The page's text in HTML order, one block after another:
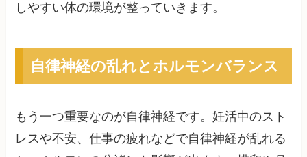
しやすい体の環境が整っていきます。
自律神経の乱れとホルモンバランス
もう一つ重要なのが自律神経です。妊活中のスト
レスや不安、仕事の疲れなどで自律神経が乱れる